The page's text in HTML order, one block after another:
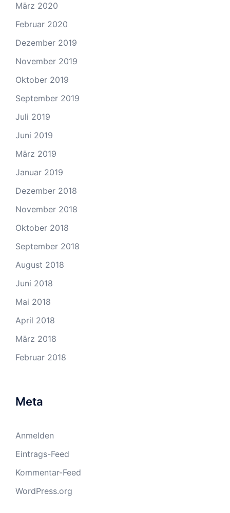
März 2020
Februar 2020
Dezember 2019
November 2019
Oktober 2019
September 2019
Juli 2019
Juni 2019
März 2019
Januar 2019
Dezember 2018
November 2018
Oktober 2018
September 2018
August 2018
Juni 2018
Mai 2018
April 2018
März 2018
Februar 2018
Meta
Anmelden
Eintrags-Feed
Kommentar-Feed
WordPress.org